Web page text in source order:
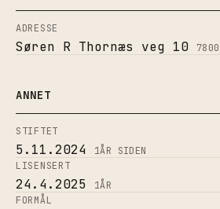
ADRESSE
Søren R Thornæs veg 10 7800
ANNET
STIFTET
5.11.2024 1ÅR SIDEN
LISENSERT
24.4.2025 1ÅR
FORMÅL